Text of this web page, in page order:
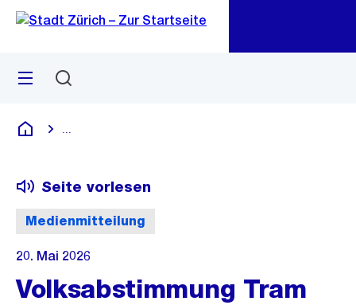
Navigation
Sprunglink
Menü
Deutsch
Medienmitteilung
Seite vorlesen
20. Mai 2026
Volksabstimmung Tram